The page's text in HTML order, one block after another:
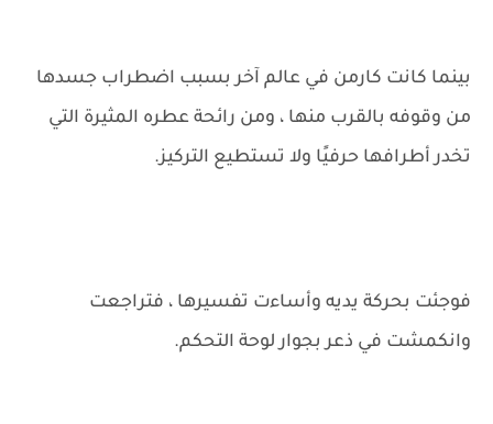
بينما كانت كارمن في عالم آخر بسبب اضطراب جسدها
من وقوفه بالقرب منها ، ومن رائحة عطره المثيرة التي
تخدر أطرافها حرفيًا ولا تستطيع التركيز.
فوجئت بحركة يديه وأساءت تفسيرها ، فتراجعت
وانكمشت في ذعر بجوار لوحة التحكم.